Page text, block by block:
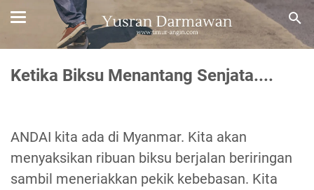
Ketika Biksu Menantang Senjata....
ANDAI kita ada di Myanmar. Kita akan
menyaksikan ribuan biksu berjalan beriringan
sambil meneriakkan pekik kebebasan. Kita